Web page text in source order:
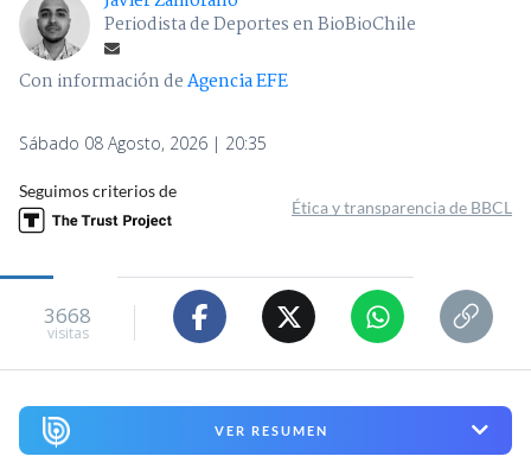
Periodista de Deportes en BioBioChile
Con información deAgencia EFE
Sábado 08 Agosto, 2026 | 20:35
Seguimos criterios de
Ética y transparencia de BBCL
3668
visitas
VER RESUMEN